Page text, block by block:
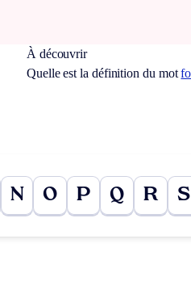
À découvrir
Quelle est la définition du mot
N O P Q R S